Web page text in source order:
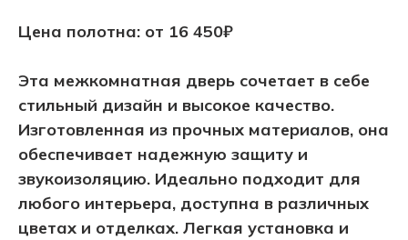
Цена полотна: от 16 450₽
Эта межкомнатная дверь сочетает в себе
стильный дизайн и высокое качество.
Изготовленная из прочных материалов, она
обеспечивает надежную защиту и
звукоизоляцию. Идеально подходит для
любого интерьера, доступна в различных
цветах и отделках. Легкая установка и